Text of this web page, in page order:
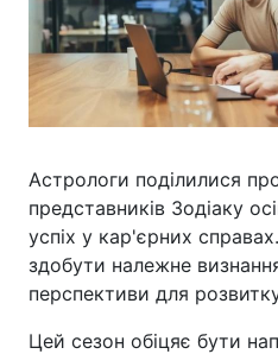
Астрологи поділилися
представників Зодіаку
успіх у кар'єрних
здобути належне
перспективи для
Цей сезон обіцяє бути